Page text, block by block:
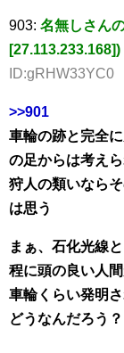
903: 名無しさん
[27.113.233.168])
ID:gRHW33YC0
>>901
車輪の跡と完全
の足からは考え
狩人の類いなら
は思う
まぁ、石化光線
程に頭の良い人
車輪くらい発明
どうなんだろう？